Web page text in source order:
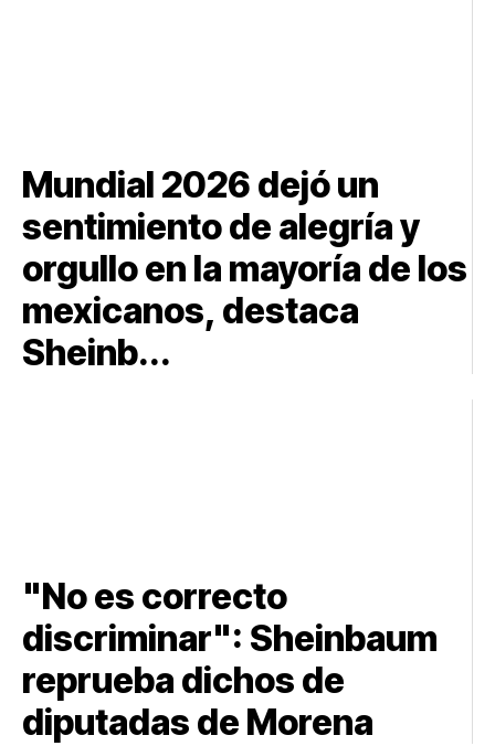
Mundial 2026 dejó un
sentimiento de alegría y
orgullo en la mayoría de los
mexicanos, destaca
Sheinb...
"No es correcto
discriminar": Sheinbaum
reprueba dichos de
diputadas de Morena